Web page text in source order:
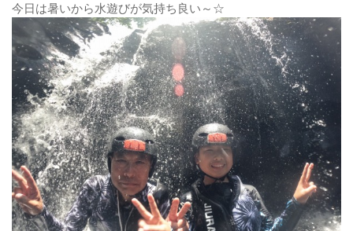
今日は暑いから水遊びが気持ち良い～☆